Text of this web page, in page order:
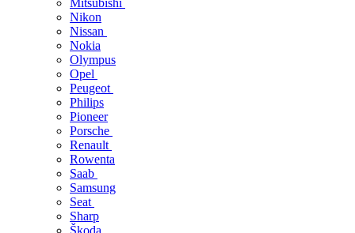
Mitsubishi
Nikon
Nissan
Nokia
Olympus
Opel
Peugeot
Philips
Pioneer
Porsche
Renault
Rowenta
Saab
Samsung
Seat
Sharp